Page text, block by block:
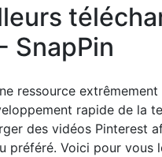
SnapPin
ressource
rapide de la
des vidéos Pinterest
préféré. Voici pour